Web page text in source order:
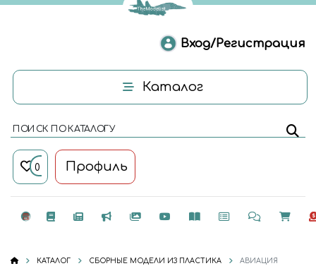
Вход/Регистрация
Каталог
ПОИСК ПО КАТАЛОГУ
0 Профиль
КАТАЛОГ СБОРНЫЕ МОДЕЛИ ИЗ ПЛАСТИКА
АВИАЦИЯ